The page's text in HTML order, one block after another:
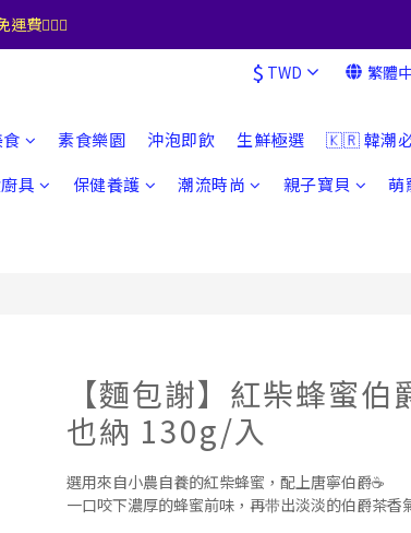
費🧚🏻‍♀️
$ TWD 繁體
素食樂園 沖泡即飲 生鮮極選
🇰🇷 韓潮
具 保健養護 潮流時尚 親子寶貝 萌
【麵包謝】紅柴蜂蜜伯
也納 130g/入
選用來自小農自養的紅柴蜂蜜，配上唐寧伯爵☕️
一口咬下濃厚的蜂蜜前味，再带出淡淡的伯爵茶香